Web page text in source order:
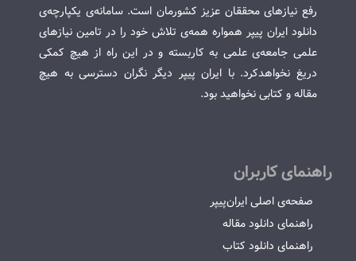
رفع نیازهای محققان عزیز کشورمان است. سامانه‌ی یکپارچه‌ی
دانلود ایران پیپر همواره همه‌ی تلاش خود را در تامین نیازهای
علمی جامعه‌ی علمی به کاربسته و در این راه از هیچ کمکی
دریغ نخواهدکرد. با ایران پیپر دیگر نگران دسترسی به هیچ
مقاله و کتابی نخواهید بود.
راهنمای کاربران
صفحه‌ی اصلی ایران‌پیپر
راهنمای دانلود مقاله
راهنمای دانلود کتاب